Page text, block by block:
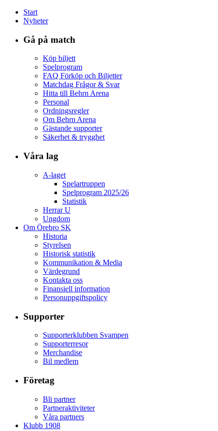
Start
Nyheter
Gå på match
Köp biljett
Spelprogram
FAQ Förköp och Biljetter
Matchdag Frågor & Svar
Hitta till Behrn Arena
Personal
Ordningsregler
Om Behrn Arena
Gästande supporter
Säkerhet & trygghet
Våra lag
A-laget
Spelartruppen
Spelprogram 2025/26
Statistik
Herrar U
Ungdom
Om Örebro SK
Historia
Styrelsen
Historisk statistik
Kommunikation & Media
Värdegrund
Kontakta oss
Finansiell information
Personuppgiftspolicy
Supporter
Supporterklubben Svampen
Supporterresor
Merchandise
Bil medlem
Företag
Bli partner
Partneraktiviteter
Våra partners
Klubb 1908